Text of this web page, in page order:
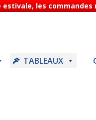
estivale, les
TABLEAUX